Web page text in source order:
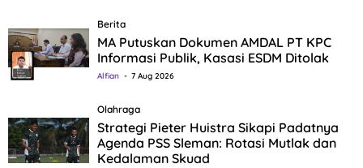
Berita
MA Putuskan Dokumen AMDAL PT KPC
Informasi Publik, Kasasi ESDM Ditolak
Alfian 7 Aug 2026
Olahraga
Strategi Pieter Huistra Sikapi Padatnya
Agenda PSS Sleman: Rotasi Mutlak dan
Kedalaman Skuad